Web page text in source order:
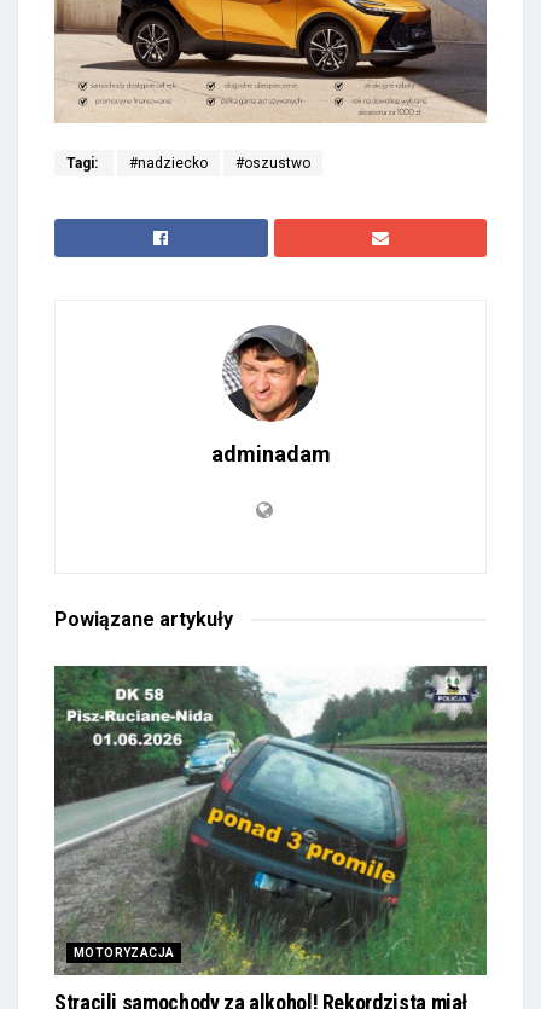
Tagi: #nadziecko #oszustwo
adminadam
Powiązane artykuły
MOTORYZACJA
Stracili samochody za alkohol! Rekordzista miał